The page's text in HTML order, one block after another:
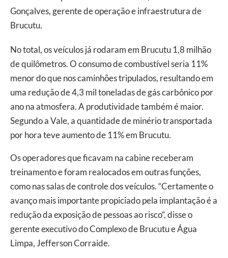
Gonçalves, gerente de operação e infraestrutura de
Brucutu.
No total, os veículos já rodaram em Brucutu 1,8 milhão
de quilômetros. O consumo de combustível seria 11%
menor do que nos caminhões tripulados, resultando em
uma redução de 4,3 mil toneladas de gás carbônico por
ano na atmosfera. A produtividade também é maior.
Segundo a Vale, a quantidade de minério transportada
por hora teve aumento de 11% em Brucutu.
Os operadores que ficavam na cabine receberam
treinamento e foram realocados em outras funções,
como nas salas de controle dos veículos. “Certamente o
avanço mais importante propiciado pela implantação é a
redução da exposição de pessoas ao risco”, disse o
gerente executivo do Complexo de Brucutu e Água
Limpa, Jefferson Corraide.